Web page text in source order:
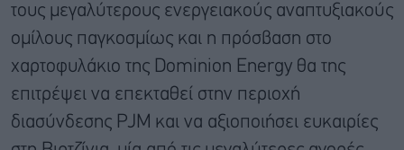
τους μεγαλύτερους ενεργειακούς αναπτυξιακούς
ομίλους παγκοσμίως και η πρόσβαση στο
χαρτοφυλάκιο της Dominion Energy θα της
επιτρέψει να επεκταθεί στην περιοχή
διασύνδεσης PJM και να αξιοποιήσει ευκαιρίες